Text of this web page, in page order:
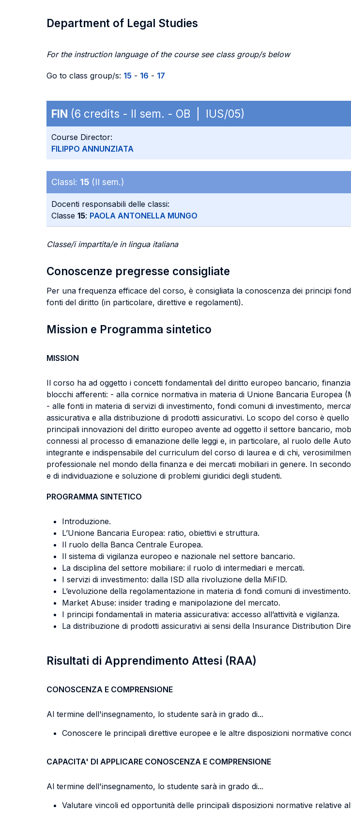
Department of Legal Studies
For the instruction language of the course see class group/s below
Go to class group/s: 15 - 16 - 17
FIN (6 credits - II sem. - OB | IUS/05)
Course Director:
FILIPPO ANNUNZIATA
Classi: 15 (II sem.)
Docenti responsabili delle classi:
Classe 15: PAOLA ANTONELLA MUNGO
Classe/i impartita/e in lingua italiana
Conoscenze pregresse consigliate
Per una frequenza efficace del corso, è consigliata la conoscenza dei principi
fonti del diritto (in particolare, direttive e regolamenti).
Mission e Programma sintetico
MISSION
Il corso ha ad oggetto i concetti fondamentali del diritto europeo bancario,
blocchi afferenti: - alla cornice normativa in materia di Unione Bancaria Europea
- alle fonti in materia di servizi di investimento, fondi comuni di investimento,
assicurativa e alla distribuzione di prodotti assicurativi. Lo scopo del corso è
principali innovazioni del diritto europeo avente ad oggetto il settore bancario,
connessi al processo di emanazione delle leggi e, in particolare, al ruolo delle
integrante e indispensabile del curriculum del corso di laurea e di chi,
professionale nel mondo della finanza e dei mercati mobiliari in genere. In
e di individuazione e soluzione di problemi giuridici degli studenti.
PROGRAMMA SINTETICO
Introduzione.
L’Unione Bancaria Europea: ratio, obiettivi e struttura.
Il ruolo della Banca Centrale Europea.
Il sistema di vigilanza europeo e nazionale nel settore bancario.
La disciplina del settore mobiliare: il ruolo di intermediari e mercati.
I servizi di investimento: dalla ISD alla rivoluzione della MiFID.
L’evoluzione della regolamentazione in materia di fondi comuni di investimento.
Market Abuse: insider trading e manipolazione del mercato.
I principi fondamentali in materia assicurativa: accesso all’attività e vigilanza.
La distribuzione di prodotti assicurativi ai sensi della Insurance Distribution
Risultati di Apprendimento Attesi (RAA)
CONOSCENZA E COMPRENSIONE
Al termine dell'insegnamento, lo studente sarà in grado di...
Conoscere le principali direttive europee e le altre disposizioni normative
CAPACITA' DI APPLICARE CONOSCENZA E COMPRENSIONE
Al termine dell'insegnamento, lo studente sarà in grado di...
Valutare vincoli ed opportunità delle principali disposizioni normative relative